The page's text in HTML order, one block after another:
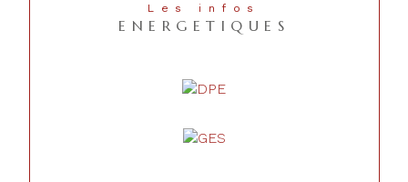
Les infos
ENERGETIQUES